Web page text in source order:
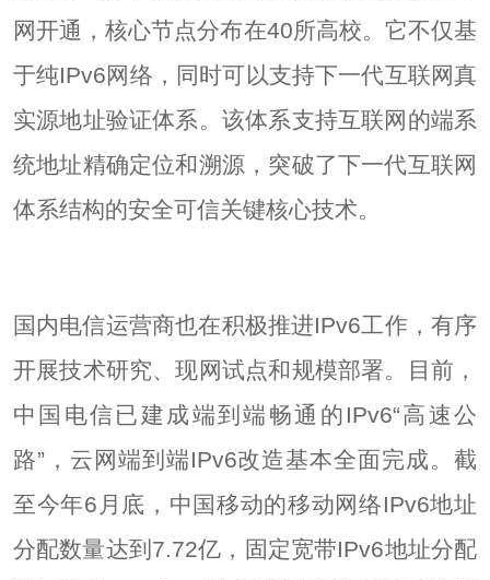
网开通，核心节点分布在40所高校。它不仅基
于纯IPv6网络，同时可以支持下一代互联网真
实源地址验证体系。该体系支持互联网的端系
统地址精确定位和溯源，突破了下一代互联网
体系结构的安全可信关键核心技术。
国内电信运营商也在积极推进IPv6工作，有序
开展技术研究、现网试点和规模部署。目前，
中国电信已建成端到端畅通的IPv6“高速公
路”，云网端到端IPv6改造基本全面完成。截
至今年6月底，中国移动的移动网络IPv6地址
分配数量达到7.72亿，固定宽带IPv6地址分配